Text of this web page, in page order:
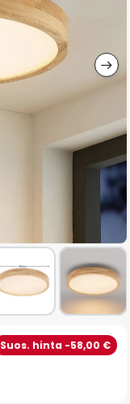
Suos. hinta -58,00 €